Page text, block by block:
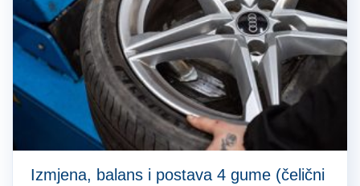
Izmjena, balans i postava 4 gume (čelični